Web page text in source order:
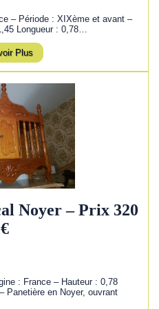
– Période : XIXème et avant –
Longueur : 0,78…
Plus
Noyer – Prix 320
€
: France – Hauteur : 0,78
Panetière en Noyer, ouvrant